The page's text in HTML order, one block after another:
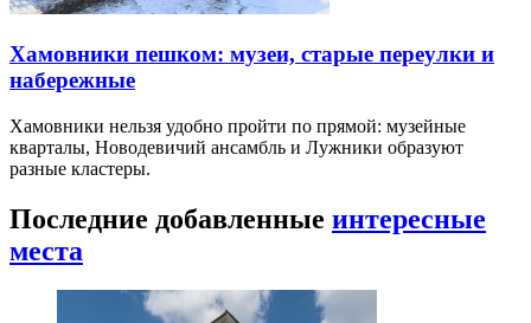
Хамовники пешком: музеи, старые переулки и
набережные
Хамовники нельзя удобно пройти по прямой: музейные
кварталы, Новодевичий ансамбль и Лужники образуют
разные кластеры.
Последние добавленные интересные
места